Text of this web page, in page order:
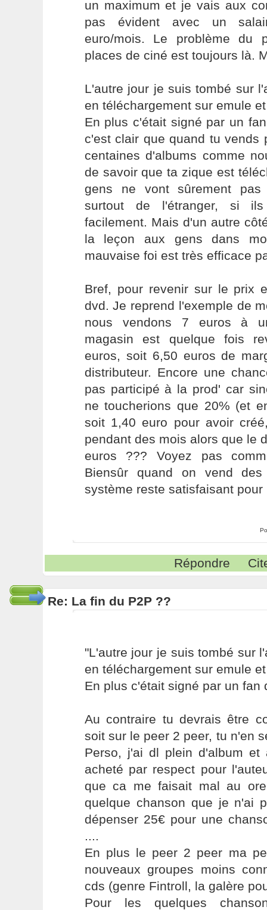
un maximum et je vais aux
pas évident avec un
euro/mois. Le problème du
places de ciné est toujours là.
L'autre jour je suis tombé sur
en téléchargement sur emule
En plus c'était signé par un
c'est clair que quand tu vends
centaines d'albums comme
de savoir que ta zique est
gens ne vont sûrement pas
surtout de l'étranger, si
facilement. Mais d'un autre
la leçon aux gens dans
mauvaise foi est très efficace
Bref, pour revenir sur le prix
dvd. Je reprend l'exemple de
nous vendons 7 euros à
magasin est quelque fois
euros, soit 6,50 euros de
distributeur. Encore une
pas participé à la prod' car
ne toucherions que 20% (et
soit 1,40 euro pour avoir
pendant des mois alors que le
euros ??? Voyez pas
Biensûr quand on vend
système reste satisfaisant pour
Répondre
Re: La fin du P2P ??
"L'autre jour je suis tombé sur
en téléchargement sur emule
En plus c'était signé par un fan
Au contraire tu devrais être
soit sur le peer 2 peer, tu n'en
Perso, j'ai dl plein d'album
acheté par respect pour
que ca me faisait mal au
quelque chanson que je n'ai
dépenser 25€ pour une
....
En plus le peer 2 peer ma
nouveaux groupes moins
cds (genre Fintroll, la galère
Pour les quelques